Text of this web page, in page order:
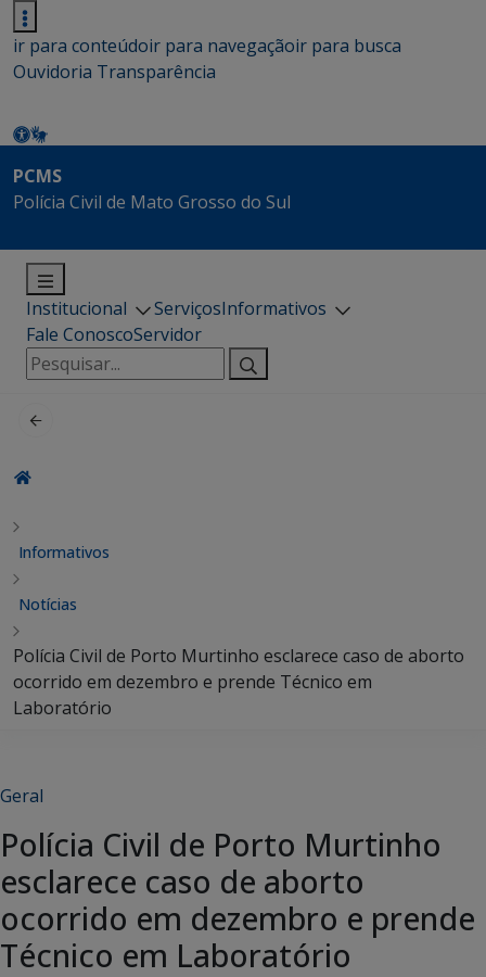
ir para conteúdoir para navegaçãoir para busca
Ouvidoria Transparência
PCMS
Polícia Civil de Mato Grosso do Sul
Institucional ServiçosInformativos
Fale ConoscoServidor
Pesquisar
por:
Informativos
Notícias
Polícia Civil de Porto Murtinho esclarece caso de aborto
ocorrido em dezembro e prende Técnico em
Laboratório
Geral
Polícia Civil de Porto Murtinho
esclarece caso de aborto
ocorrido em dezembro e prende
Técnico em Laboratório